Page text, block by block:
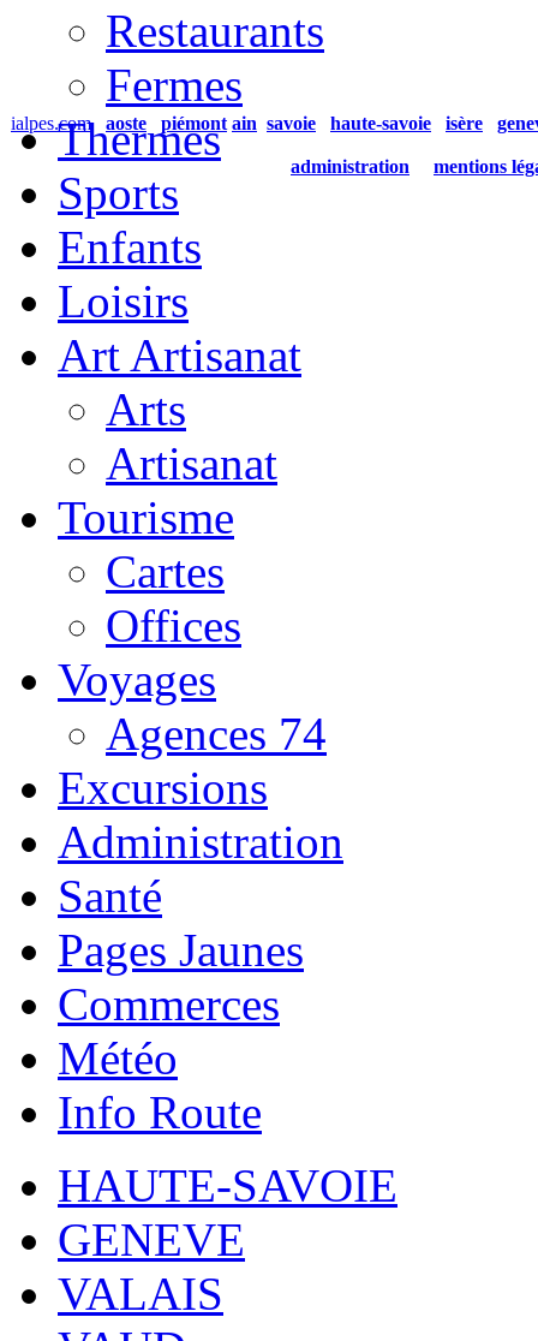
ialpes.com aoste piémont ain savoie haute-savoie isère
administration mentions
Restaurants
Fermes
Thermes
Sports
Enfants
Loisirs
Art Artisanat
Arts
Artisanat
Tourisme
Cartes
Offices
Voyages
Agences 74
Excursions
Administration
Santé
Pages Jaunes
Commerces
Météo
Info Route
HAUTE-SAVOIE
GENEVE
VALAIS